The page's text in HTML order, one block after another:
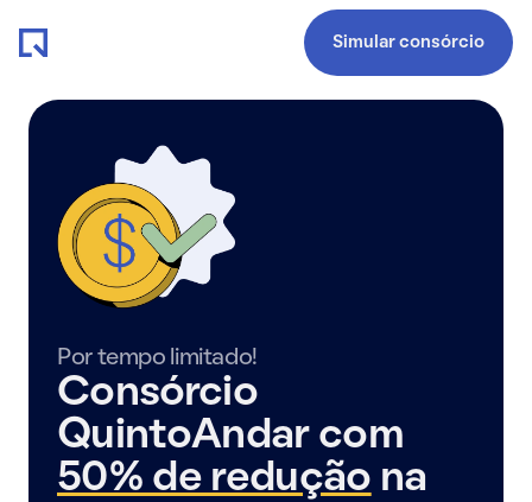
Simular consórcio
Por tempo limitado!
Consórcio
QuintoAndar com
50% de redução na